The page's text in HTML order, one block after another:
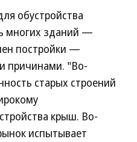
обустройства
многих зданий —
постройки —
причинами. "Во-
старых строений
крыш. Во-
испытывает